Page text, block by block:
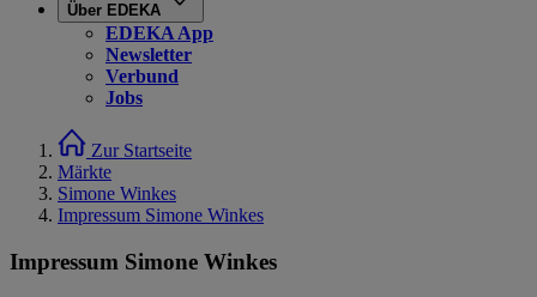
Über EDEKA
EDEKA App
Newsletter
Verbund
Jobs
Zur Startseite
Märkte
Simone Winkes
Impressum Simone Winkes
Impressum Simone Winkes